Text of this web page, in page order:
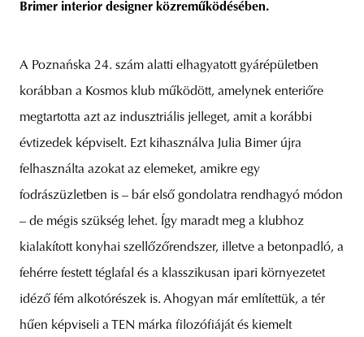
Brimer interior designer közreműködésében.
A Poznańska 24. szám alatti elhagyatott gyárépületben
korábban a Kosmos klub működött, amelynek enteriőre
megtartotta azt az indusztriális jelleget, amit a korábbi
évtizedek képviselt. Ezt kihasználva Julia Bimer újra
felhasználta azokat az elemeket, amikre egy
fodrászüzletben is – bár első gondolatra rendhagyó módon
– de mégis szükség lehet. Így maradt meg a klubhoz
kialakított konyhai szellőzőrendszer, illetve a betonpadló, a
fehérre festett téglafal és a klasszikusan ipari környezetet
idéző fém alkotórészek is. Ahogyan már említettük, a tér
hűen képviseli a TEN márka filozófiáját és kiemelt